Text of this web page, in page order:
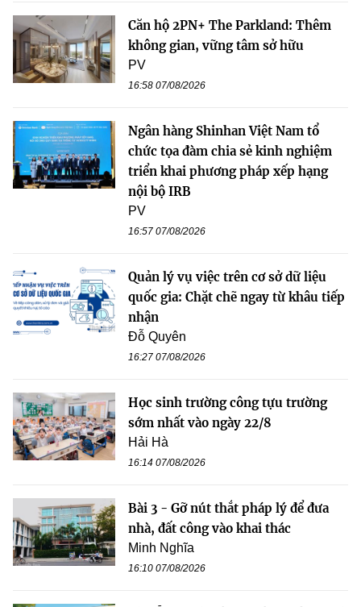
Căn hộ 2PN+ The Parkland: Thêm
không gian, vững tâm sở hữu
PV
16:58 07/08/2026
Ngân hàng Shinhan Việt Nam tổ
chức tọa đàm chia sẻ kinh nghiệm
triển khai phương pháp xếp hạng
nội bộ IRB
PV
16:57 07/08/2026
Quản lý vụ việc trên cơ sở dữ liệu
quốc gia: Chặt chẽ ngay từ khâu tiếp
nhận
Đỗ Quyên
16:27 07/08/2026
Học sinh trường công tựu trường
sớm nhất vào ngày 22/8
Hải Hà
16:14 07/08/2026
Bài 3 - Gỡ nút thắt pháp lý để đưa
nhà, đất công vào khai thác
Minh Nghĩa
16:10 07/08/2026